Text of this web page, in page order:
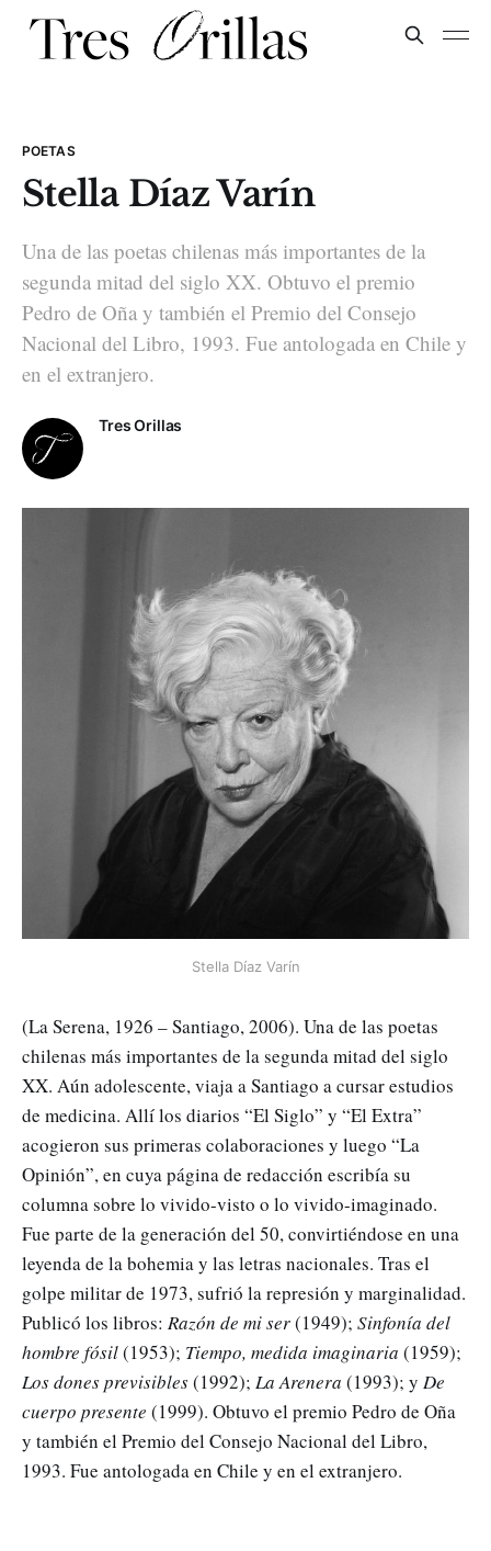
POETAS
Stella Díaz Varín
Una de las poetas chilenas más importantes de la
segunda mitad del siglo XX. Obtuvo el premio
Pedro de Oña y también el Premio del Consejo
Nacional del Libro, 1993. Fue antologada en Chile y
en el extranjero.
Tres Orillas
Stella Díaz Varín
(La Serena, 1926 – Santiago, 2006). Una de las poetas
chilenas más importantes de la segunda mitad del siglo
XX. Aún adolescente, viaja a Santiago a cursar estudios
de medicina. Allí los diarios “El Siglo” y “El Extra”
acogieron sus primeras colaboraciones y luego “La
Opinión”, en cuya página de redacción escribía su
columna sobre lo vivido-visto o lo vivido-imaginado.
Fue parte de la generación del 50, convirtiéndose en una
leyenda de la bohemia y las letras nacionales. Tras el
golpe militar de 1973, sufrió la represión y marginalidad.
Publicó los libros: Razón de mi ser(1949); Sinfonía del
hombre fósil(1953); Tiempo, medida imaginaria (1959);
Los dones previsibles(1992); La Arenera (1993); y De
cuerpo presente (1999). Obtuvo el premio Pedro de Oña
y también el Premio del Consejo Nacional del Libro,
1993. Fue antologada en Chile y en el extranjero.